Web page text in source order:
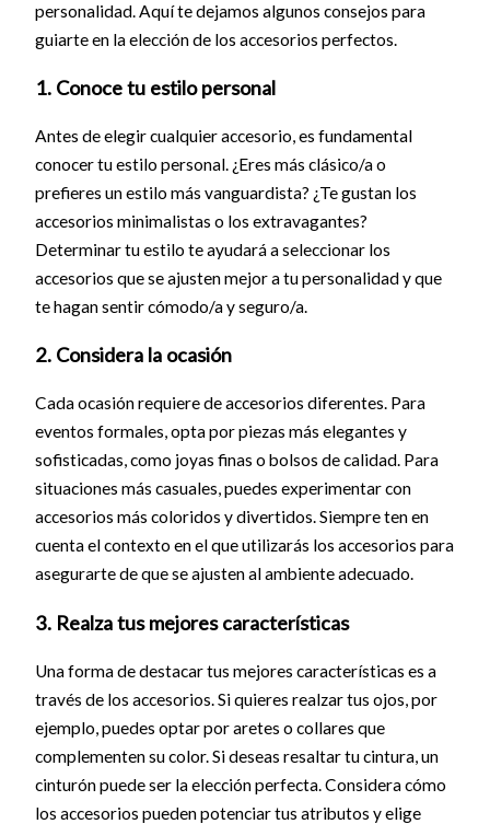
personalidad. Aquí te dejamos algunos consejos para
guiarte en la elección de los accesorios perfectos.
1. Conoce tu estilo personal
Antes de elegir cualquier accesorio, es fundamental
conocer tu estilo personal. ¿Eres más clásico/a o
prefieres un estilo más vanguardista? ¿Te gustan los
accesorios minimalistas o los extravagantes?
Determinar tu estilo te ayudará a seleccionar los
accesorios que se ajusten mejor a tu personalidad y que
te hagan sentir cómodo/a y seguro/a.
2. Considera la ocasión
Cada ocasión requiere de accesorios diferentes. Para
eventos formales, opta por piezas más elegantes y
sofisticadas, como joyas finas o bolsos de calidad. Para
situaciones más casuales, puedes experimentar con
accesorios más coloridos y divertidos. Siempre ten en
cuenta el contexto en el que utilizarás los accesorios para
asegurarte de que se ajusten al ambiente adecuado.
3. Realza tus mejores características
Una forma de destacar tus mejores características es a
través de los accesorios. Si quieres realzar tus ojos, por
ejemplo, puedes optar por aretes o collares que
complementen su color. Si deseas resaltar tu cintura, un
cinturón puede ser la elección perfecta. Considera cómo
los accesorios pueden potenciar tus atributos y elige